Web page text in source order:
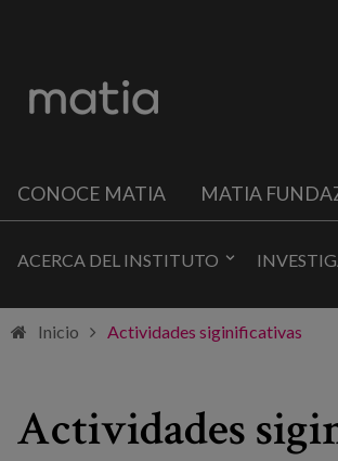
CONOCE MATIA MATIA
ACERCA DEL INSTITUTO
Inicio Actividades siginificativas
Actividades